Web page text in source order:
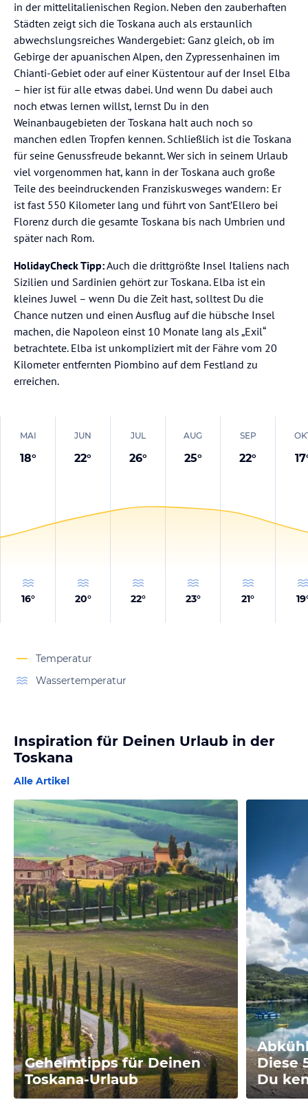
in der mittelitalienischen Region. Neben den zauberhaften
Städten zeigt sich die Toskana auch als erstaunlich
abwechslungsreiches Wandergebiet: Ganz gleich, ob im
Gebirge der apuanischen Alpen, den Zypressenhainen im
Chianti-Gebiet oder auf einer Küstentour auf der Insel Elba
– hier ist für alle etwas dabei. Und wenn Du dabei auch
noch etwas lernen willst, lernst Du in den
Weinanbaugebieten der Toskana halt auch noch so
manchen edlen Tropfen kennen. Schließlich ist die Toskana
für seine Genussfreude bekannt. Wer sich in seinem Urlaub
viel vorgenommen hat, kann in der Toskana auch große
Teile des beeindruckenden Franziskusweges wandern: Er
ist fast 550 Kilometer lang und führt von Sant’Ellero bei
Florenz durch die gesamte Toskana bis nach Umbrien und
später nach Rom.
HolidayCheck Tipp:Auch die drittgrößte Insel Italiens nach
Sizilien und Sardinien gehört zur Toskana. Elba ist ein
kleines Juwel – wenn Du die Zeit hast, solltest Du die
Chance nutzen und einen Ausflug auf die hübsche Insel
machen, die Napoleon einst 10 Monate lang als „Exil“
betrachtete. Elba ist unkompliziert mit der Fähre vom 20
Kilometer entfernten Piombino auf dem Festland zu
erreichen.
MAI
18°
16°
JUN
22°
20°
JUL
26°
22°
AUG
25°
23°
SEP
22°
21°
17
19
Temperatur
Wassertemperatur
Inspiration für Deinen Urlaub in der
Toskana
Alle Artikel
Geheimtipps für Deinen
Toskana-Urlaub
Diese
Du